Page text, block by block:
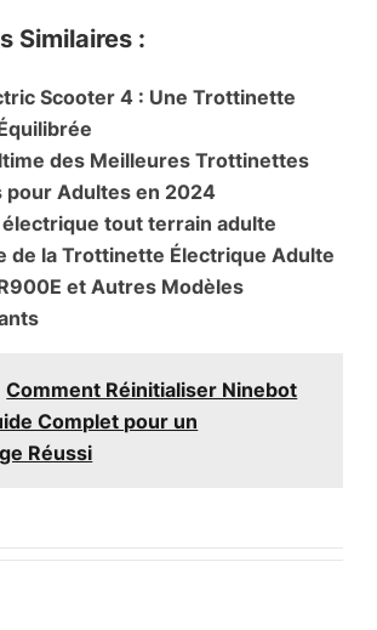
Similaires :
Scooter 4 : Une Trottinette
des Meilleures Trottinettes
pour Adultes en 2024
tout terrain adulte
de la Trottinette Électrique Adulte
et Autres Modèles
Comment Réinitialiser Ninebot
Complet pour un
Réussi